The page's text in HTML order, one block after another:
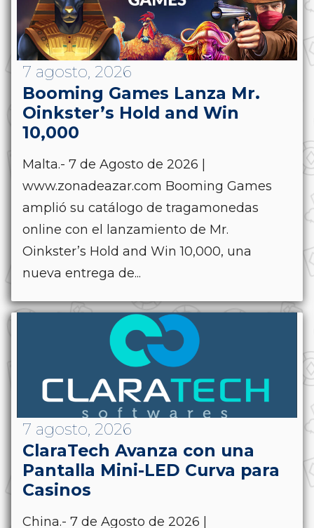
7 agosto, 2026
Booming Games Lanza Mr.
Oinkster’s Hold and Win
10,000
Malta.- 7 de Agosto de 2026 |
www.zonadeazar.com Booming Games
amplió su catálogo de tragamonedas
online con el lanzamiento de Mr.
Oinkster’s Hold and Win 10,000, una
nueva entrega de...
7 agosto, 2026
ClaraTech Avanza con una
Pantalla Mini-LED Curva para
Casinos
China.- 7 de Agosto de 2026 |